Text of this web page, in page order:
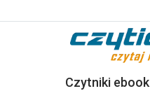
Czytniki ebook